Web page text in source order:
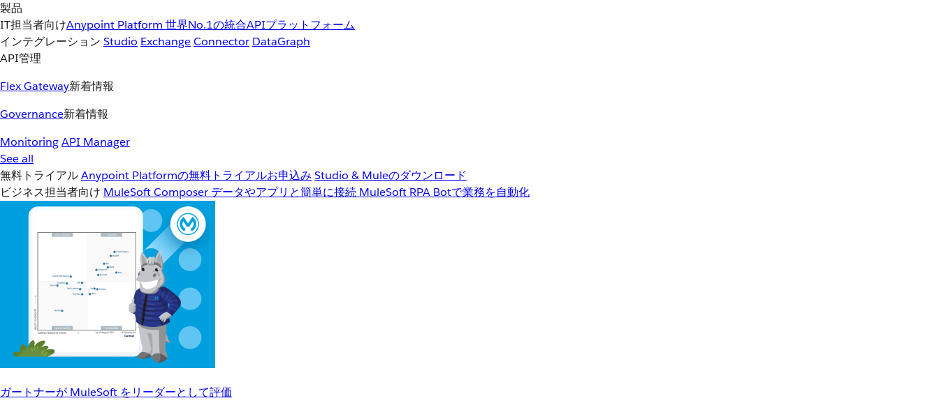
製品
IT担当者向けAnypoint Platform 世界No.1の統合APIプラットフォーム
インテグレーション Studio ExchangeConnector DataGraph
API管理
Flex Gateway新着情報
Governance新着情報
MonitoringAPI Manager
See all
無料トライアルAnypoint Platformの無料トライアルお申込み Studio & Muleのダウンロード
ビジネス担当者向け MuleSoft Composer データやアプリと簡単に接続 MuleSoft RPA Botで業務を自動化
ガートナーが MuleSoft をリーダーとして評価